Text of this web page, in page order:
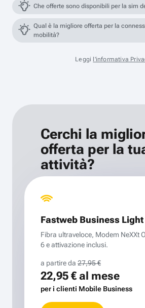
Che offerte sono disponibili per la sim
Qual è la migliore offerta per la
mobilità?
Leggi l'informativa
Cerchi la
offerta per la
attività?
Fastweb Business Light
Fibra ultraveloce, Modem NeXXt
6 e attivazione inclusi.
a partire da 27,95 €
22,95 €al mese
per i clienti Mobile Business